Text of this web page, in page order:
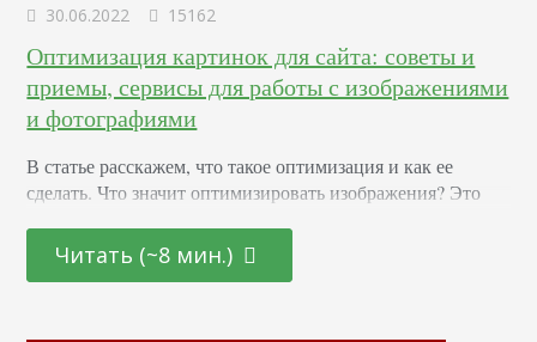
30.06.2022 15162
Оптимизация картинок для сайта: советы и
приемы, сервисы для работы с изображениями
и фотографиями
В статье расскажем, что такое оптимизация и как ее
сделать. Что значит оптимизировать изображения? Это
адаптация под поисковые системы. Если все сделать
правильно, получится ускорить загрузку контента и
Читать (~8 мин.)